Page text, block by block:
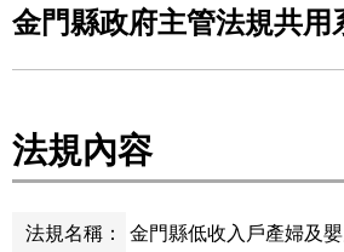
金門縣政府主管法規共用
法規內容
法規名稱： 金門縣低收入戶產婦及